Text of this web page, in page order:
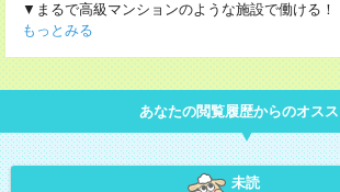
▼まるで高級マンションのような施設で働ける
もっとみる
あなたの閲覧履歴からのオスス
未読